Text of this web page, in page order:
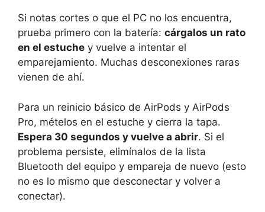
Si notas cortes o que el PC no los encuentra,
prueba primero con la batería: cárgalos un rato
en el estuche y vuelve a intentar el
emparejamiento. Muchas desconexiones raras
vienen de ahí.
Para un reinicio básico de AirPods y AirPods
Pro, mételos en el estuche y cierra la tapa.
Espera 30 segundos y vuelve a abrir. Si el
problema persiste, elimínalos de la lista
Bluetooth del equipo y empareja de nuevo (esto
no es lo mismo que desconectar y volver a
conectar).